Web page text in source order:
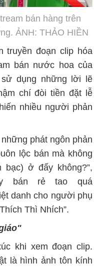
bán hàng trên
ẢNH: THẢO HIỀN
truyền đoạn clip hóa
bán nước hoa của
sử dụng những lời lẽ
chí đòi tiền đặt lễ
nhiều người phản
phát ngôn phản
lộc bán mà không
ở đấy không?”,
bán rẻ tao quá
danh cho người phụ
Thì Nhích”.
khi xem đoạn clip.
là hình ảnh tôn kính